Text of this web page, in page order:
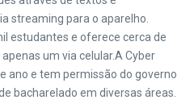
streaming para o aparelho.
estudantes e oferece cerca de
um via celular.A Cyber
ano e tem permissão do governo
bacharelado em diversas áreas.